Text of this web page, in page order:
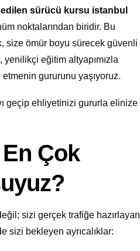
sürücü kursu istanbul
noktalarından biridir. Bu
size ömür boyu sürecek güvenli
yenilikçi eğitim altyapımızla
gururunu yaşıyoruz.
geçip ehliyetinizi gururla elinize
Çok
sizi gerçek trafiğe hazırlayan
sizi bekleyen ayrıcalıklar: